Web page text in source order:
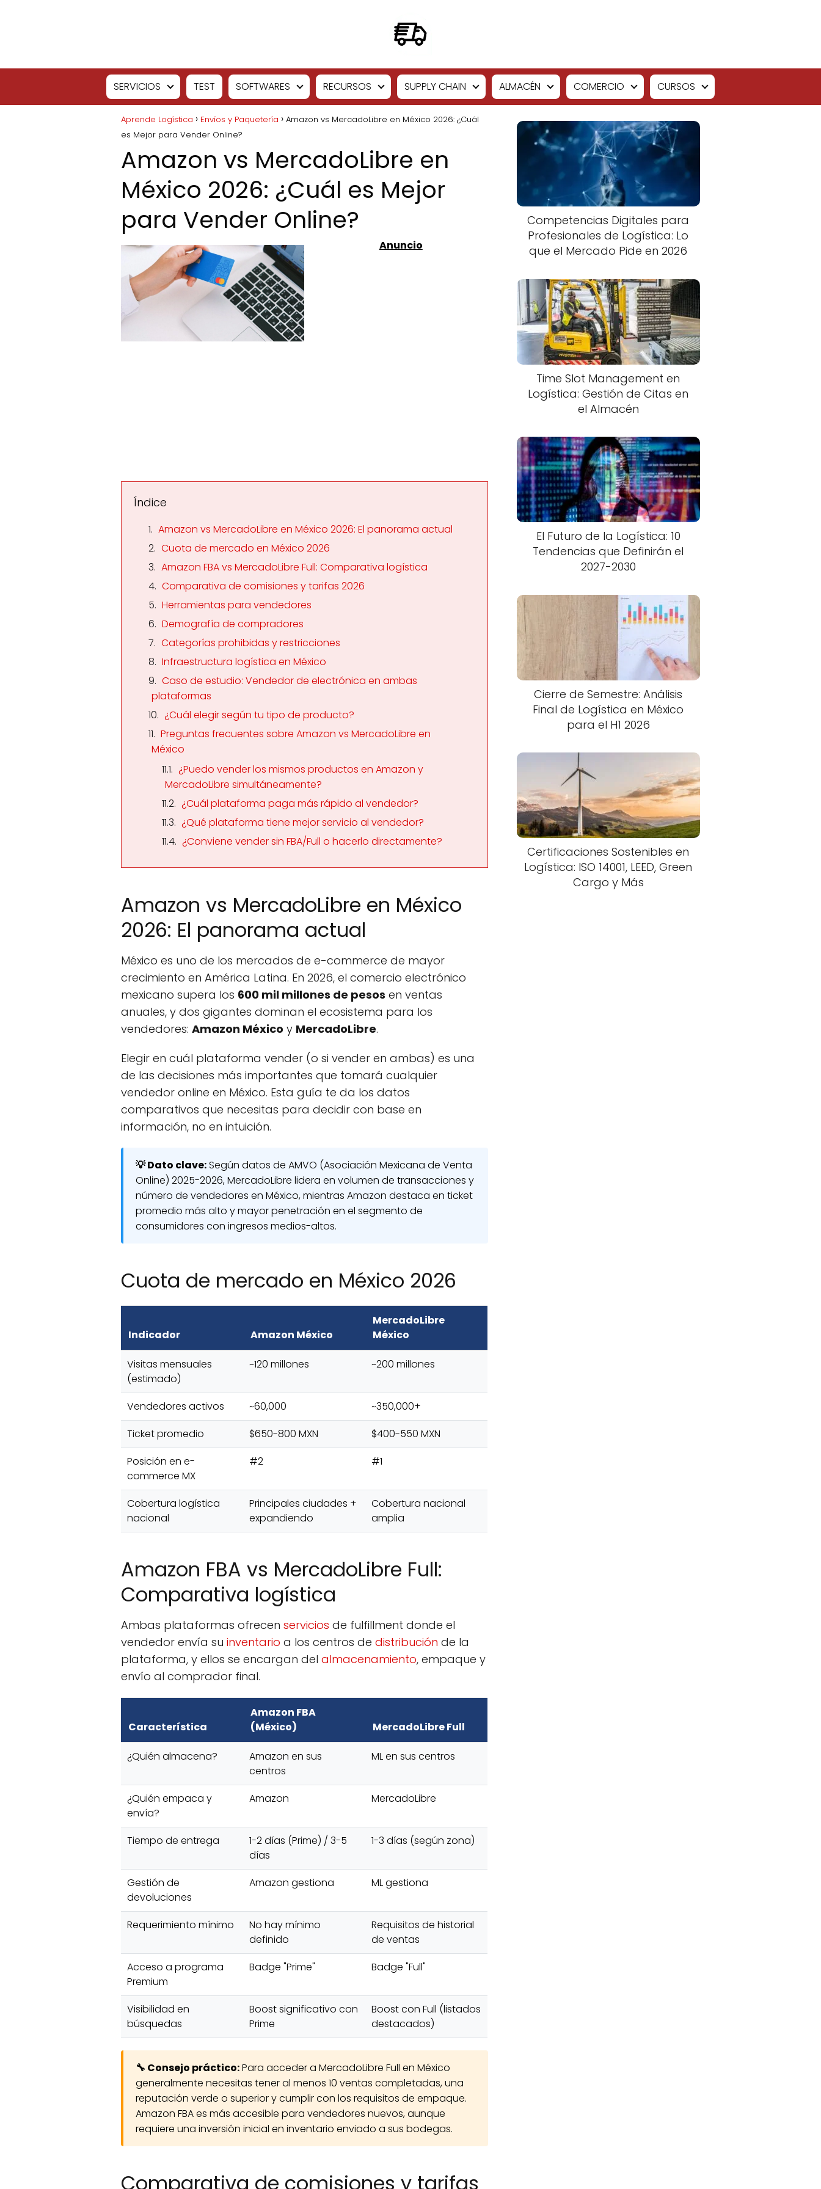
SERVICIOS TEST SOFTWARES RECURSOS SUPPLY CHAIN ALMACÉN COMERCIO CURSOS
Aprende Logística Envíos y Paquetería
Amazon vs MercadoLibre en México 2026: ¿Cuál
es Mejor para Vender Online?
Amazon vs MercadoLibre en
México 2026: ¿Cuál es Mejor
para Vender Online?
Índice
Amazon vs MercadoLibre en México 2026: El panorama actual
Cuota de mercado en México 2026
Amazon FBA vs MercadoLibre Full: Comparativa logística
Comparativa de comisiones y tarifas 2026
Herramientas para vendedores
Demografía de compradores
Categorías prohibidas y restricciones
Infraestructura logística en México
Caso de estudio: Vendedor de electrónica en ambas
plataformas
¿Cuál elegir según tu tipo de producto?
Preguntas frecuentes sobre Amazon vs MercadoLibre en
México
¿Puedo vender los mismos productos en Amazon y
MercadoLibre simultáneamente?
¿Cuál plataforma paga más rápido al vendedor?
¿Qué plataforma tiene mejor servicio al vendedor?
¿Conviene vender sin FBA/Full o hacerlo directamente?
Amazon vs MercadoLibre en México
2026: El panorama actual
México es uno de los mercados de e-commerce de mayor
crecimiento en América Latina. En 2026, el comercio electrónico
mexicano supera los 600 mil millones de pesos en ventas
anuales, y dos gigantes dominan el ecosistema para los
vendedores: Amazon México y MercadoLibre.
Elegir en cuál plataforma vender (o si vender en ambas) es una
de las decisiones más importantes que tomará cualquier
vendedor online en México. Esta guía te da los datos
comparativos que necesitas para decidir con base en
información, no en intuición.
💡 Dato clave:Según datos de AMVO (Asociación Mexicana de Venta
Online) 2025-2026, MercadoLibre lidera en volumen de transacciones y
número de vendedores en México, mientras Amazon destaca en ticket
promedio más alto y mayor penetración en el segmento de
consumidores con ingresos medios-altos.
Cuota de mercado en México 2026
Indicador Amazon México
MercadoLibre
México
Visitas mensuales
(estimado)
~120 millones ~200 millones
Vendedores activos ~60,000
~350,000+
Ticket promedio
$650-800 MXN
$400-550 MXN
Posición en e-
commerce MX
#2 #1
Cobertura logística
nacional
Principales ciudades +
expandiendo
Cobertura nacional
amplia
Amazon FBA vs MercadoLibre Full:
Comparativa logística
Ambas plataformas ofrecen servicios de fulfillment donde el
vendedor envía su inventario a los centros de distribución de la
plataforma, y ellos se encargan del almacenamiento, empaque y
envío al comprador final.
Característica
Amazon FBA
(México)
MercadoLibre Full
¿Quién almacena?
Amazon en sus
centros
ML en sus centros
¿Quién empaca y
envía?
Amazon MercadoLibre
Tiempo de entrega
1-2 días (Prime) / 3-5
días
1-3 días (según zona)
Gestión de
devoluciones
Amazon gestiona ML gestiona
Requerimiento mínimo
No hay mínimo
definido
Requisitos de historial
de ventas
Acceso a programa
Premium
Badge "Prime" Badge "Full"
Visibilidad en
búsquedas
Boost significativo con
Prime
Boost con Full (listados
destacados)
🔧 Consejo práctico:Para acceder a MercadoLibre Full en México
generalmente necesitas tener al menos 10 ventas completadas, una
reputación verde o superior y cumplir con los requisitos de empaque.
Amazon FBA es más accesible para vendedores nuevos, aunque
requiere una inversión inicial en inventario enviado a sus bodegas.
Comparativa de comisiones y tarifas
Competencias Digitales para
Profesionales de Logística: Lo
que el Mercado Pide en 2026
Time Slot Management en
Logística: Gestión de Citas en
el Almacén
El Futuro de la Logística: 10
Tendencias que Definirán el
2027-2030
Cierre de Semestre: Análisis
Final de Logística en México
para el H1 2026
Certificaciones Sostenibles en
Logística: ISO 14001, LEED, Green
Cargo y Más